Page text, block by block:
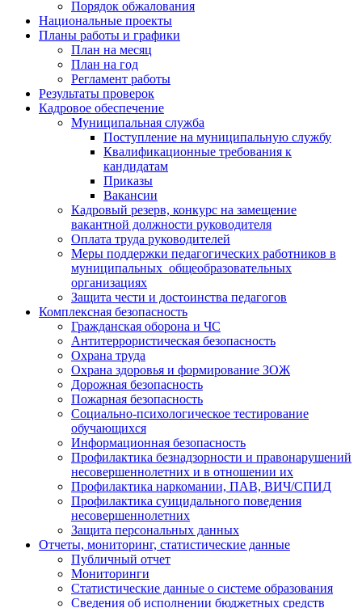
Порядок обжалования
Национальные проекты
Планы работы и графики
План на месяц
План на год
Регламент работы
Результаты проверок
Кадровое обеспечение
Муниципальная служба
Поступление на муниципальную службу
Квалификационные требования к
кандидатам
Приказы
Вакансии
Кадровый резерв, конкурс на замещение
вакантной должности руководителя
Оплата труда руководителей
Меры поддержки педагогических работников в
муниципальных общеобразовательных
организациях
Защита чести и достоинства педагогов
Комплексная безопасность
Гражданская оборона и ЧС
Антитеррористическая безопасность
Охрана труда
Охрана здоровья и формирование ЗОЖ
Дорожная безопасность
Пожарная безопасность
Социально-психологическое тестирование
обучающихся
Информационная безопасность
Профилактика безнадзорности и правонарушений
несовершеннолетних и в отношении их
Профилактика наркомании, ПАВ, ВИЧ/СПИД
Профилактика суицидального поведения
несовершеннолетних
Защита персональных данных
Отчеты, мониторинг, статистические данные
Публичный отчет
Мониторинги
Статистические данные о системе образования
Сведения об исполнении бюджетных средств